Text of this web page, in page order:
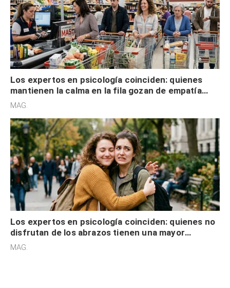
Los expertos en psicología coinciden: quienes
mantienen la calma en la fila gozan de empatía
cognitiva, gratitud y no solo tienen autocontrol
MAG.
Los expertos en psicología coinciden: quienes no
disfrutan de los abrazos tienen una mayor
sensibilidad a los estímulos físicos y no es por
MAG.